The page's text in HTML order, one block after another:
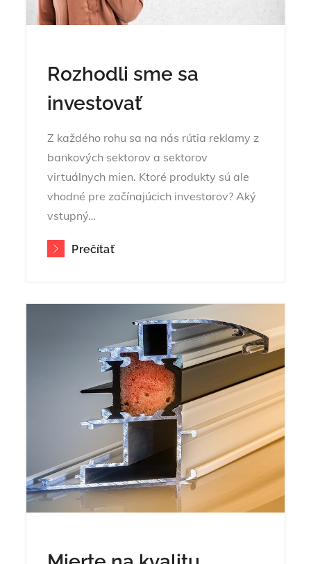
Rozhodli sme sa
investovať
Z každého rohu sa na nás rútia reklamy z
bankových sektorov a sektorov
virtuálnych mien. Ktoré produkty sú ale
vhodné pre začínajúcich investorov? Aký
vstupný…
Prečítať